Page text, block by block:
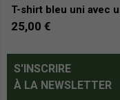
T-shirt bleu uni avec
25,00 €
S'INSCRIRE
À LA NEWSLETTER